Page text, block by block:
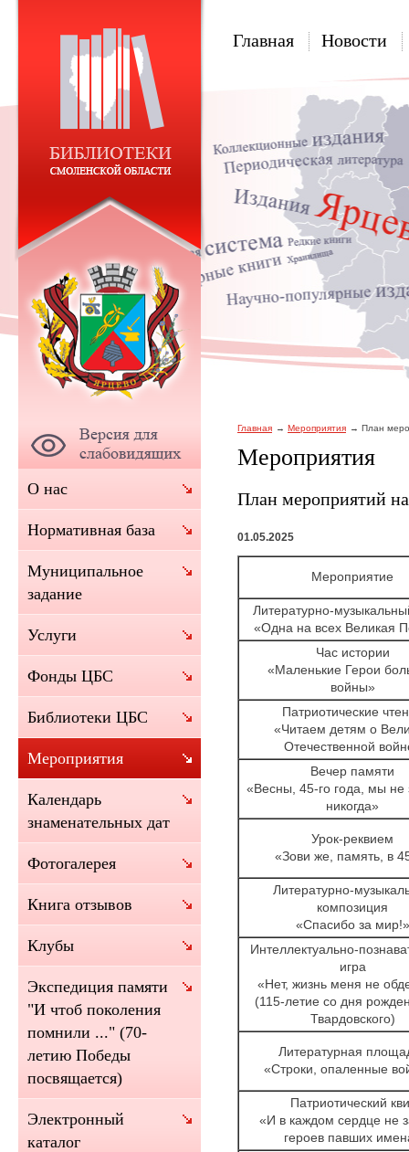
Главная Новости
Главная Мероприятия План
Мероприятия
План мероприятий
01.05.2025
Мероприятие
Литературно-
«Одна на всех Великая
Час истории
«Маленькие Герои
войны»
Патриотические
«Читаем детям о
Отечественной
Вечер памяти
«Весны, 45-го года, мы не
никогда»
Урок-реквием
«Зови же, память, в
Литературно-
композиция
«Спасибо за мир!»
Интеллектуально-
игра
«Нет, жизнь меня не
(115-летие со дня
Твардовского)
Литературная
«Строки, опаленные
Патриотический
«И в каждом сердце не
героев павших
О нас
Нормативная база
Муниципальное
задание
Услуги
Фонды ЦБС
Библиотеки ЦБС
Мероприятия
Календарь
знаменательных дат
Фотогалерея
Книга отзывов
Клубы
Экспедиция памяти
"И чтоб поколения
помнили ..." (70-
летию Победы
посвящается)
Электронный
каталог